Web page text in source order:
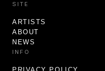
SITE
ARTISTS
ABOUT
NEWS
INFO